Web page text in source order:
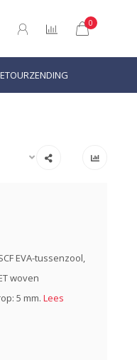
0
EVA-tussenzool,
woven
5 mm. Lees